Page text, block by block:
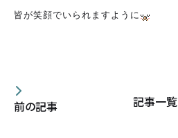
皆が笑顔でいられますように
前の記事 記事一覧